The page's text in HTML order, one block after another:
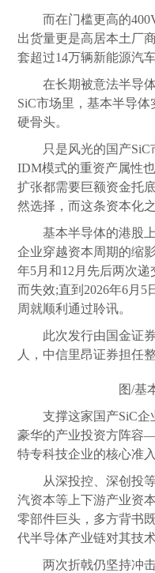
而在门槛更高的
出货量更是高居本土厂
套超过14万辆新能源汽车
在长期被意法半导
SiC市场里，基本半导
硬骨头。
只是风光的国产
IDM模式的重资产属性
扩张都需要巨额资金托
然选择，而这条资本化
基本半导体的港股
企业穿越资本周期的缩
年5月和12月先后两次
而失效;直到2026年6月
周就顺利通过聆讯。
此次发行由国金证
人，中信里昂证券担任
图/基
支撑这家国产SiC
豪华的产业投资方阵容
特专科技企业的核心准入
从深投控、深创投
汽资本等上下游产业资
零部件巨头，多方背书
代半导体产业链对其技
两次折戟仍坚持冲